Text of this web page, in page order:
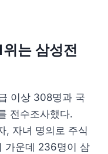
는 삼성전
이상 308명과 국
전수조사했다.
, 자녀 명의로 주식
가운데 236명이 삼